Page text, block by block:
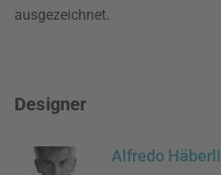
ausgezeichnet.
Designer
Alfredo Häberli